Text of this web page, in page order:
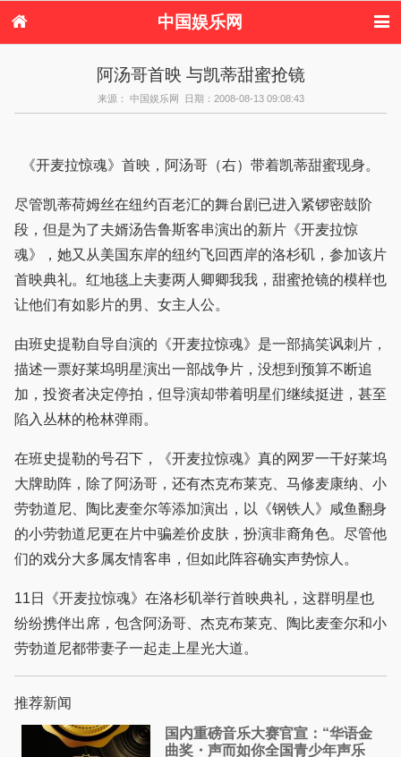
中国娱乐网
日本娱乐 韩国娱乐
音乐新闻 影视新闻
内地明星八卦
阿汤哥首映 与凯蒂甜蜜抢镜
来源： 中国娱乐网 日期：2008-08-13 09:08:43
《开麦拉惊魂》首映，阿汤哥（右）带着凯蒂甜蜜现身。
尽管凯蒂荷姆丝在纽约百老汇的舞台剧已进入紧锣密鼓阶
段，但是为了夫婿汤告鲁斯客串演出的新片《开麦拉惊
魂》，她又从美国东岸的纽约飞回西岸的洛杉矶，参加该片
首映典礼。红地毯上夫妻两人卿卿我我，甜蜜抢镜的模样也
让他们有如影片的男、女主人公。
由班史提勒自导自演的《开麦拉惊魂》是一部搞笑讽刺片，
描述一票好莱坞明星演出一部战争片，没想到预算不断追
加，投资者决定停拍，但导演却带着明星们继续挺进，甚至
陷入丛林的枪林弹雨。
在班史提勒的号召下，《开麦拉惊魂》真的网罗一干好莱坞
大牌助阵，除了阿汤哥，还有杰克布莱克、马修麦康纳、小
劳勃道尼、陶比麦奎尔等添加演出，以《钢铁人》咸鱼翻身
的小劳勃道尼更在片中骗差价皮肤，扮演非裔角色。尽管他
们的戏分大多属友情客串，但如此阵容确实声势惊人。
11日《开麦拉惊魂》在洛杉矶举行首映典礼，这群明星也
纷纷携伴出席，包含阿汤哥、杰克布莱克、陶比麦奎尔和小
劳勃道尼都带妻子一起走上星光大道。
推荐新闻
国内重磅音乐大赛官宣：“华语金
曲奖・声而如你全国青少年声乐